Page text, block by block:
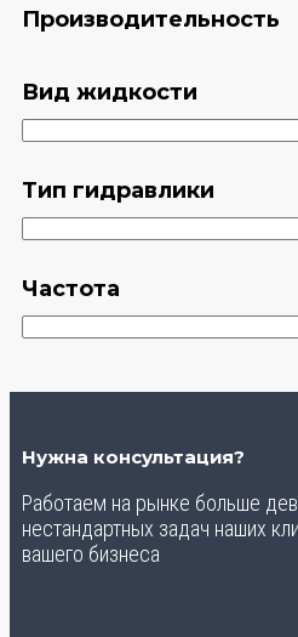
Производительность
Вид жидкости
Тип гидравлики
Частота
Нужна консультация?
Работаем на рынке больше
нестандартных задач наших
вашего бизнеса